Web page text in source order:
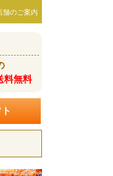
舗のご案内
料無料